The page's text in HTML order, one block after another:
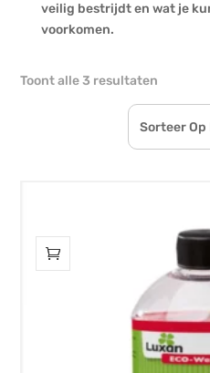
veilig bestrijdt en wat je
voorkomen.
Toont alle 3 resultaten
op